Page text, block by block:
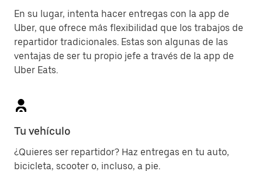
En su lugar, intenta hacer entregas con la app de
Uber, que ofrece más flexibilidad que los trabajos de
repartidor tradicionales. Estas son algunas de las
ventajas de ser tu propio jefe a través de la app de
Uber Eats.
Tu vehículo
¿Quieres ser repartidor? Haz entregas en tu auto,
bicicleta, scooter o, incluso, a pie.